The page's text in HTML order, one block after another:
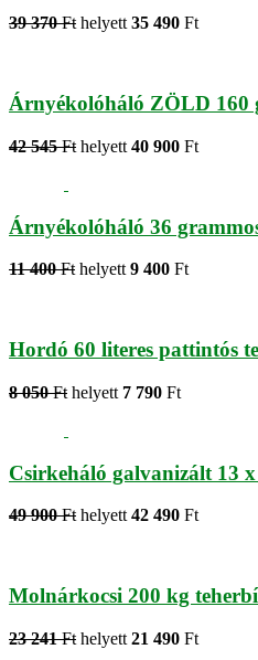
39 370 Fthelyett35 490 Ft
Árnyékolóháló ZÖLD 160
42 545 Ft helyett 40 900 Ft
Árnyékolóháló 36
11 400 Ft helyett 9 400 Ft
Hordó 60 literes pattintós
8 050 Ft helyett 7 790 Ft
Csirkeháló galvanizált 13
49 900 Ft helyett 42 490 Ft
Molnárkocsi 200 kg
23 241 Ft helyett 21 490 Ft